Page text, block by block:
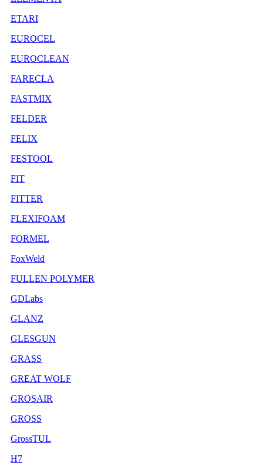
ETARI
EUROCEL
EUROCLEAN
FARECLA
FASTMIX
FELDER
FELIX
FESTOOL
FIT
FITTER
FLEXIFOAM
FORMEL
FoxWeld
FULLEN POLYMER
GDLabs
GLANZ
GLESGUN
GRASS
GREAT WOLF
GROSAIR
GROSS
GrossTUL
H7